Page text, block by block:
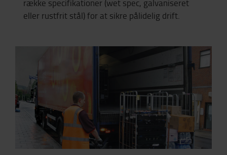
række specifikationer (wet spec, galvaniseret
eller rustfrit stål) for at sikre pålidelig drift.